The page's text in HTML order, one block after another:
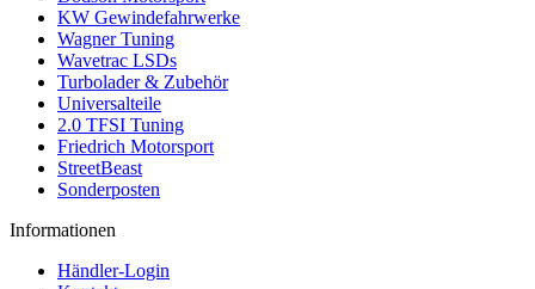
KW Gewindefahrwerke
Wagner Tuning
Wavetrac LSDs
Turbolader & Zubehör
Universalteile
2.0 TFSI Tuning
Friedrich Motorsport
StreetBeast
Sonderposten
Informationen
Händler-Login